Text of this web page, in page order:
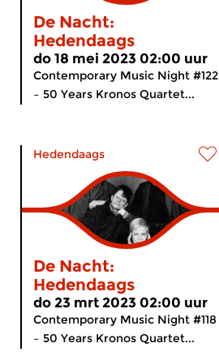
De Nacht:
Hedendaags
do 18 mei 2023 02:00 uur
Contemporary Music Night #122
– 50 Years Kronos Quartet...
Hedendaags
De Nacht:
Hedendaags
do 23 mrt 2023 02:00 uur
Contemporary Music Night #118
– 50 Years Kronos Quartet...